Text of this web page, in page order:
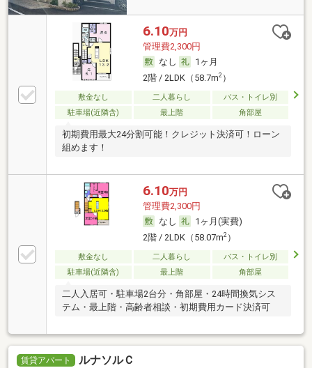
6.10万円
管理費2,300円
なし
1ヶ月
2階 / 2LDK（58.7m2）
敷金なし 二人暮らし
バス・トイレ別
駐車場(近隣含)
最上階 角部屋
初期費用最大24分割可能！クレジット決済可！ローン
組めます！
6.10万円
管理費2,300円
なし
1ヶ月(実費)
2階 / 2LDK（58.07m2）
敷金なし 二人暮らし
バス・トイレ別
駐車場(近隣含)
最上階 角部屋
二人入居可・駐車場2台分・角部屋・24時間換気シス
テム・最上階・高齢者相談・初期費用カード決済可
賃貸アパート ルナソルＣ